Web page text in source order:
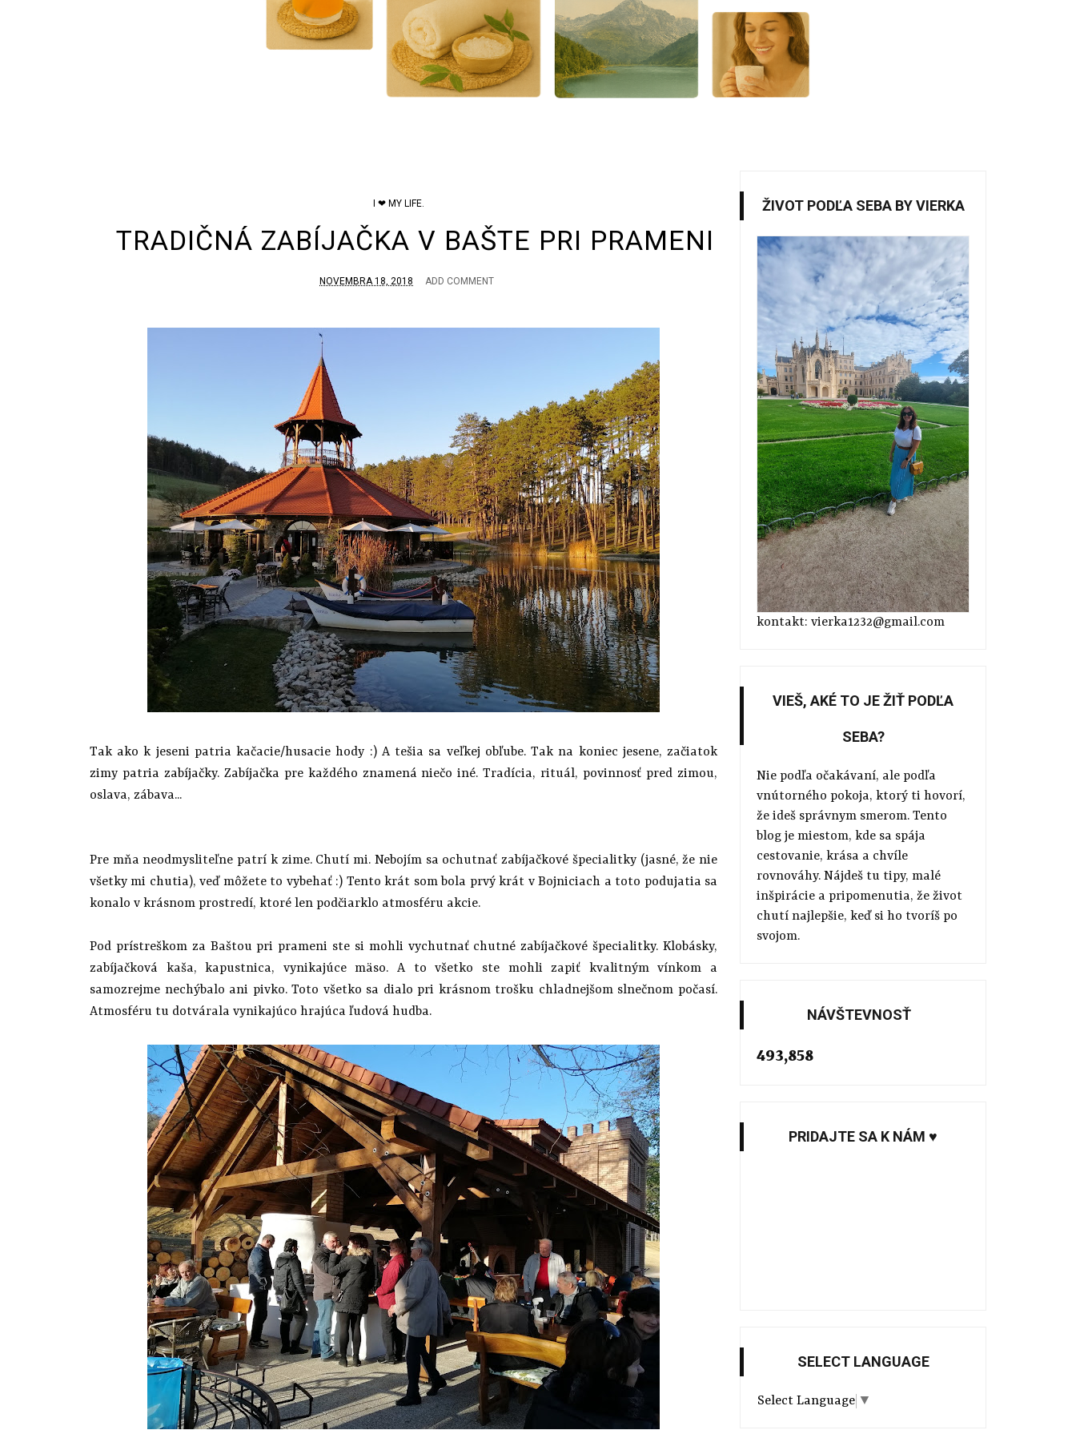
I ❤ MY LIFE.
TRADIČNÁ ZABÍJAČKA V BAŠTE PRI PRAMENI
NOVEMBRA 18, 2018 ADD COMMENT
Tak ako k jeseni patria kačacie/husacie hody :) A tešia sa veľkej obľube. Tak na koniec jesene, začiatok
zimy patria zabíjačky. Zabíjačka pre každého znamená niečo iné. Tradícia, rituál, povinnosť pred zimou,
oslava, zábava...
Pre mňa neodmysliteľne patrí k zime. Chutí mi. Nebojím sa ochutnať zabíjačkové špecialitky (jasné, že nie
všetky mi chutia), veď môžete to vybehať :) Tento krát som bola prvý krát v Bojniciach a toto podujatia sa
konalo v krásnom prostredí, ktoré len podčiarklo atmosféru akcie.
Pod prístreškom za Baštou pri prameni ste si mohli vychutnať chutné zabíjačkové špecialitky. Klobásky,
zabíjačková kaša, kapustnica, vynikajúce mäso. A to všetko ste mohli zapiť kvalitným vínkom a
samozrejme nechýbalo ani pivko. Toto všetko sa dialo pri krásnom trošku chladnejšom slnečnom počasí.
Atmosféru tu dotvárala vynikajúco hrajúca ľudová hudba.
ŽIVOT PODĽA SEBA BY VIERKA
kontakt: vierka1232@gmail.com
VIEŠ, AKÉ TO JE ŽIŤ PODĽA
SEBA?
Nie podľa očakávaní, ale podľa
vnútorného pokoja, ktorý ti hovorí,
že ideš správnym smerom. Tento
blog je miestom, kde sa spája
cestovanie, krása a chvíle
rovnováhy. Nájdeš tu tipy, malé
inšpirácie a pripomenutia, že život
chutí najlepšie, keď si ho tvoríš po
svojom.
NÁVŠTEVNOSŤ
493,858
PRIDAJTE SA K NÁM ♥
SELECT LANGUAGE
Select Language ▼